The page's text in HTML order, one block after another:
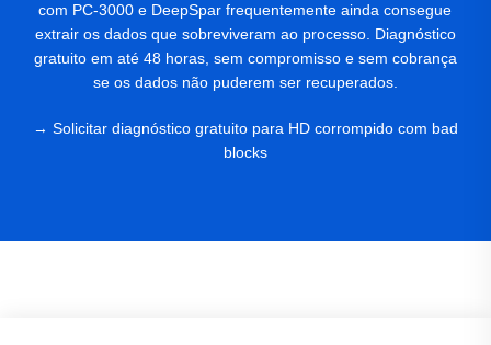
com PC-3000 e DeepSpar frequentemente ainda consegue
extrair os dados que sobreviveram ao processo. Diagnóstico
gratuito em até 48 horas, sem compromisso e sem cobrança
se os dados não puderem ser recuperados.
→ Solicitar diagnóstico gratuito para HD corrompido com bad
blocks